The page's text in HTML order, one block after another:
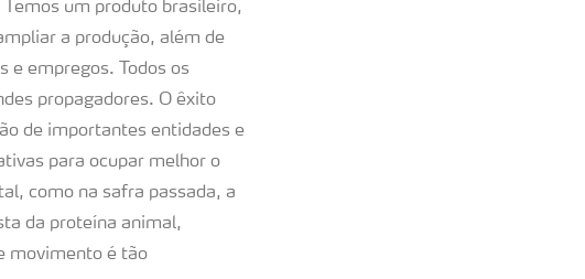
um produto brasileiro,
a produção, além de
e empregos. Todos os
propagadores. O êxito
de importantes entidades e
para ocupar melhor o
como na safra passada, a
da proteína animal,
movimento é tão